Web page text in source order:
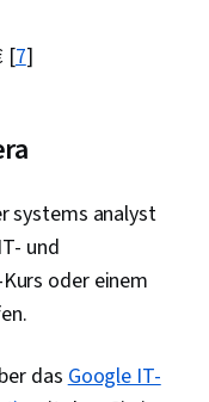
[7]
systems analyst
und
oder einem
dasGoogle IT-